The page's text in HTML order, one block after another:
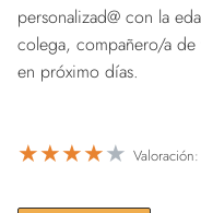
personalizad@ con la
colega, compañero/a de
en próximo días.
★★★★★